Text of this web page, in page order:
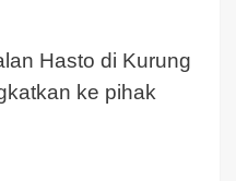
Hasto di Kurung
ke pihak